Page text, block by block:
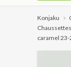
Konjaku
caramel